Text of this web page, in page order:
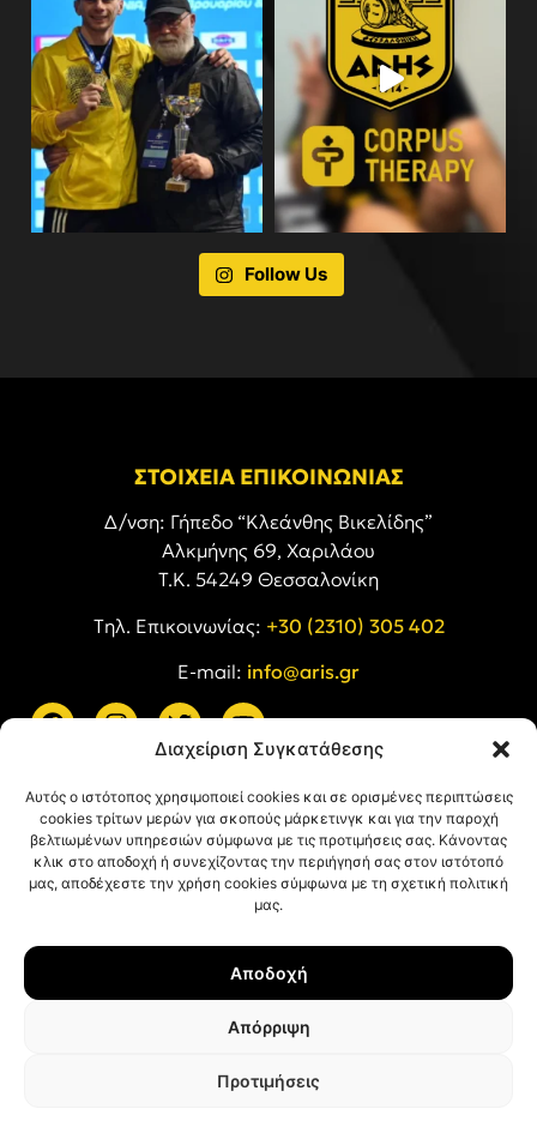
Διαχείριση Συγκατάθεσης
Αυτός ο ιστότοπος χρησιμοποιεί cookies και σε ορισμένες περιπτώσεις
cookies τρίτων μερών για σκοπούς μάρκετινγκ και για την παροχή
βελτιωμένων υπηρεσιών σύμφωνα με τις προτιμήσεις σας. Κάνοντας
κλικ στο αποδοχή ή συνεχίζοντας την περιήγησή σας στον ιστότοπό
μας, αποδέχεστε την χρήση cookies σύμφωνα με τη σχετική πολιτική
μας.
Αποδοχή
Απόρριψη
Προτιμήσεις
Follow Us
ΣΤΟΙΧΕΙΑ ΕΠΙΚΟΙΝΩΝΙΑΣ
Δ/νση: Γήπεδο “Κλεάνθης Βικελίδης”
Αλκμήνης 69, Χαριλάου
Τ.Κ. 54249 Θεσσαλονίκη
Tηλ. Επικοινωνίας: +30 (2310) 305 402
E-mail: info@aris.gr
Όροι Χρήσης
Πολιτική Cookies
© ΑΡΗΣ Α.Σ. All rights reserved.